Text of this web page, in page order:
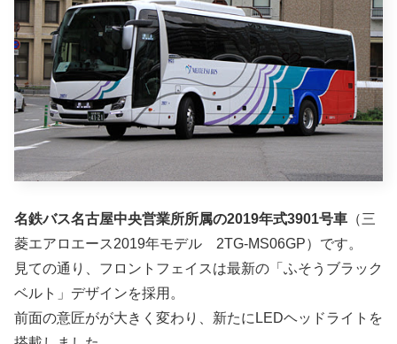
名鉄バス名古屋中央営業所所属の2019年式3901号車 （三
菱エアロエース2019年モデル 2TG-MS06GP）です。
見ての通り、フロントフェイスは最新の「ふそうブラック
ベルト」デザインを採用。
前面の意匠がが大きく変わり、新たにLEDヘッドライトを